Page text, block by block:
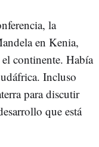
la
en Kenia,
continente. Había
Incluso
para discutir
que está